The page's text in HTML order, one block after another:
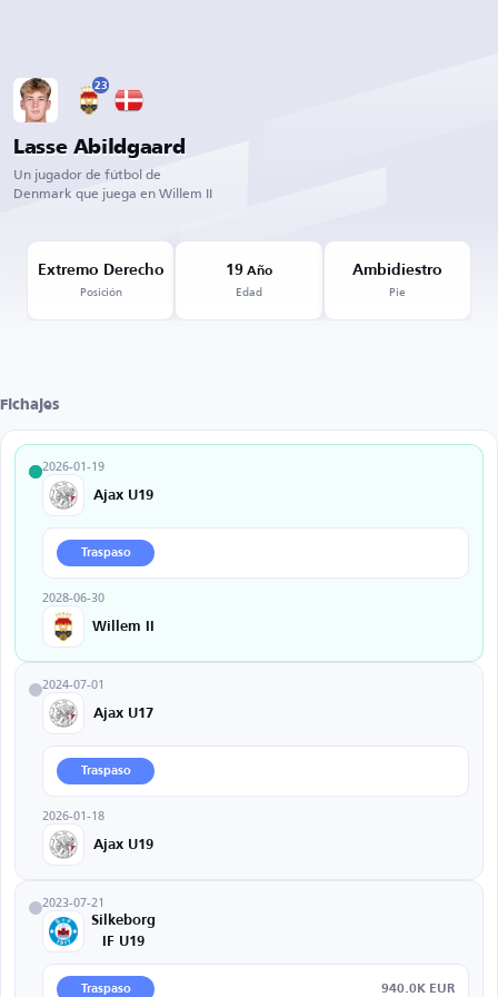
23
Lasse Abildgaard
Un jugador de fútbol de
Denmark que juega en Willem II
Extremo Derecho
Posición
19Año
Edad
Ambidiestro
Pie
Fichajes
2026-01-19
Ajax U19
Traspaso
2028-06-30
Willem II
2024-07-01
Ajax U17
Traspaso
2026-01-18
Ajax U19
2023-07-21
Silkeborg
IF U19
Traspaso 940.0K EUR